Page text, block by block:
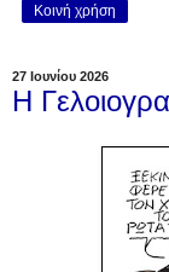
Κοινή χρήση
27 Ιουνίου 2026
Η